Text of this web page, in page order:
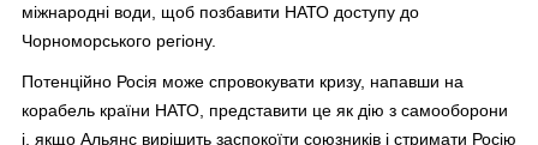
міжнародні води, щоб позбавити НАТО доступу до
Чорноморського регіону.
Потенційно Росія може спровокувати кризу, напавши на
корабель країни НАТО, представити це як дію з самооборони
і, якщо Альянс вирішить заспокоїти союзників і стримати Росію